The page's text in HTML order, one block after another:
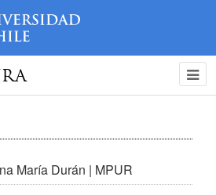
María Durán | MPUR